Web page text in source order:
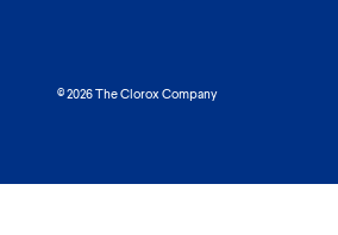
© 2026 The Clorox Company